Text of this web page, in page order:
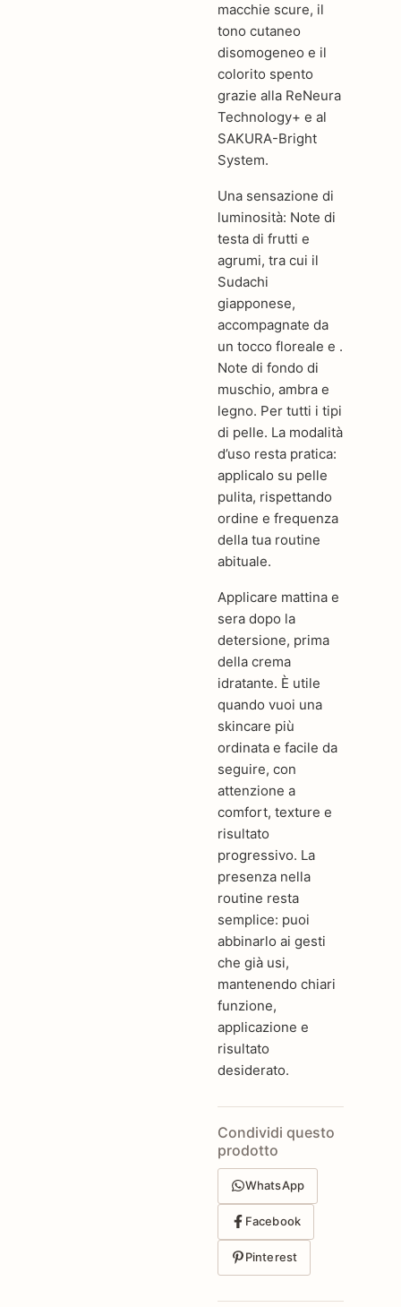
macchie scure, il
tono cutaneo
disomogeneo e il
colorito spento
grazie alla ReNeura
Technology+ e al
SAKURA-Bright
System.
Una sensazione di
luminosità: Note di
testa di frutti e
agrumi, tra cui il
Sudachi
giapponese,
accompagnate da
un tocco floreale e .
Note di fondo di
muschio, ambra e
legno. Per tutti i tipi
di pelle. La modalità
d’uso resta pratica:
applicalo su pelle
pulita, rispettando
ordine e frequenza
della tua routine
abituale.
Applicare mattina e
sera dopo la
detersione, prima
della crema
idratante. È utile
quando vuoi una
skincare più
ordinata e facile da
seguire, con
attenzione a
comfort, texture e
risultato
progressivo. La
presenza nella
routine resta
semplice: puoi
abbinarlo ai gesti
che già usi,
mantenendo chiari
funzione,
applicazione e
risultato
desiderato.
Condividi questo
prodotto
WhatsApp
Facebook
Pinterest